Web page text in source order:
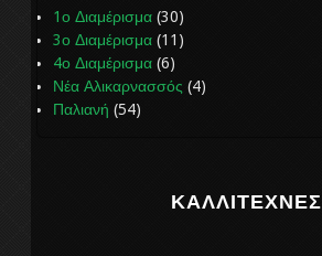
1ο Διαμέρισμα (30)
3ο Διαμέρισμα (11)
4ο Διαμέρισμα (6)
Νέα Αλικαρνασσός (4)
Παλιανή (54)
ΚΑΛΛΙΤΈΧΝΕΣ